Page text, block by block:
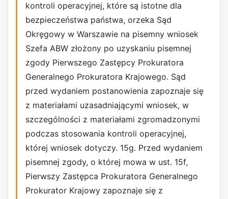
kontroli operacyjnej, które są istotne dla
bezpieczeństwa państwa, orzeka Sąd
Okręgowy w Warszawie na pisemny wniosek
Szefa ABW złożony po uzyskaniu pisemnej
zgody Pierwszego Zastępcy Prokuratora
Generalnego Prokuratora Krajowego. Sąd
przed wydaniem postanowienia zapoznaje się
z materiałami uzasadniającymi wniosek, w
szczególności z materiałami zgromadzonymi
podczas stosowania kontroli operacyjnej,
której wniosek dotyczy. 15g. Przed wydaniem
pisemnej zgody, o której mowa w ust. 15f,
Pierwszy Zastępca Prokuratora Generalnego
Prokurator Krajowy zapoznaje się z